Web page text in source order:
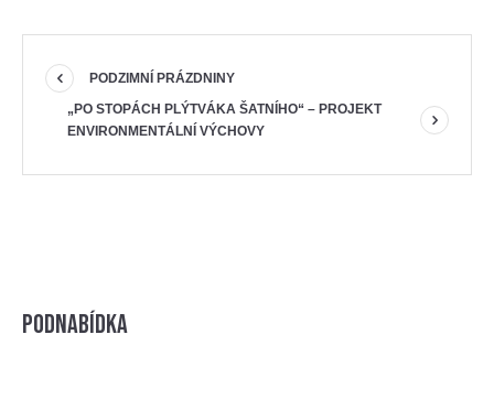
PODZIMNÍ PRÁZDNINY
„PO STOPÁCH PLÝTVÁKA ŠATNÍHO“ – PROJEKT
ENVIRONMENTÁLNÍ VÝCHOVY
Podnabídka